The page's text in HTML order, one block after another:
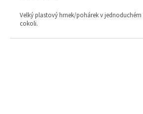
Velký plastový hrnek/pohárek v
cokoli.